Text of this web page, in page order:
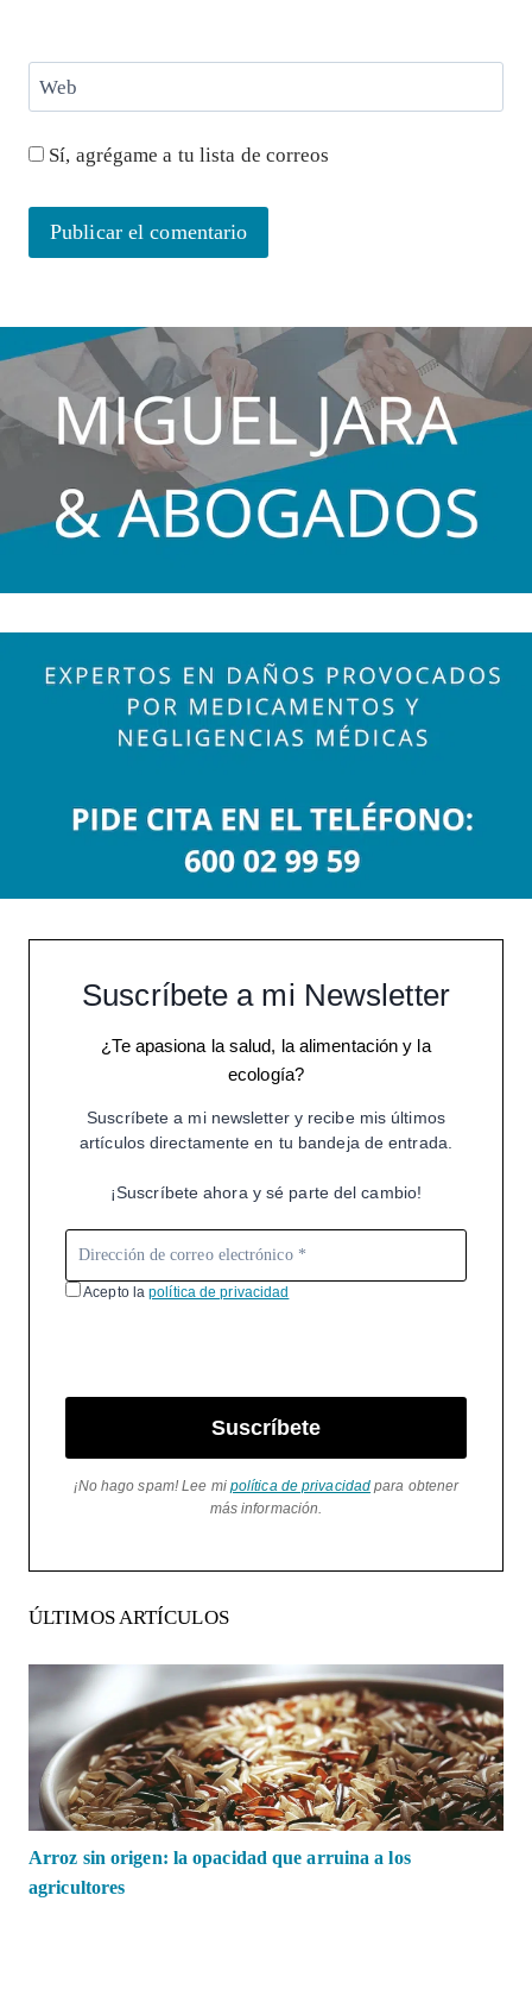
Web
Sí, agrégame a tu lista de correos
Suscríbete a mi Newsletter
¿Te apasiona la salud, la alimentación y la
ecología?
Suscríbete a mi newsletter y recibe mis últimos
artículos directamente en tu bandeja de entrada.
¡Suscríbete ahora y sé parte del cambio!
Acepto lapolítica de privacidad
Suscríbete
¡No hago spam! Lee mi política de privacidad para obtener
más información.
ÚLTIMOS ARTÍCULOS
Arroz sin origen: la opacidad que arruina a los
agricultores